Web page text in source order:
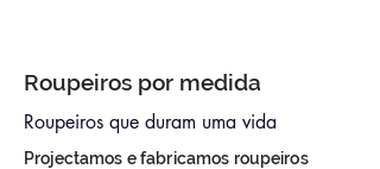
Roupeiros por medida
Roupeiros que duram uma vida
Projectamos e fabricamos roupeiros